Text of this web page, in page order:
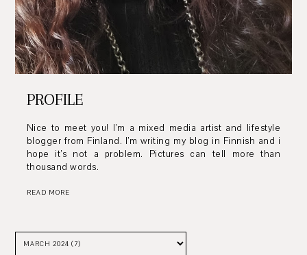
PROFILE
Nice to meet you! I’m a mixed media artist and lifestyle
blogger from Finland. I’m writing my blog in Finnish and i
hope it’s not a problem. Pictures can tell more than
thousand words.
READ MORE